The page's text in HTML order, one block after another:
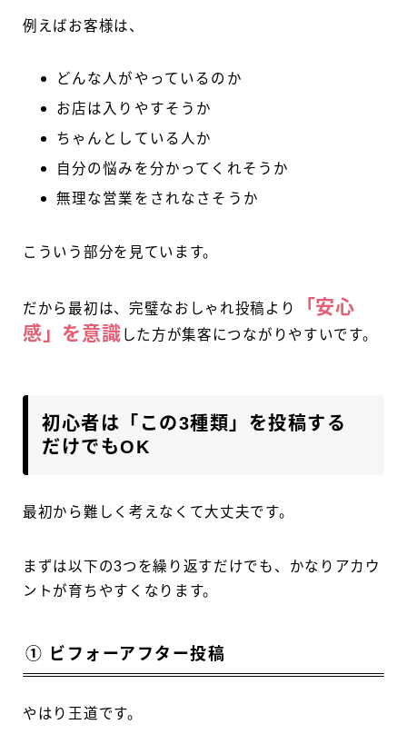
例えばお客様は、
どんな人がやっているのか
お店は入りやすそうか
ちゃんとしている人か
自分の悩みを分かってくれそうか
無理な営業をされなさそうか
こういう部分を見ています。
だから最初は、完璧なおしゃれ投稿より
「安心
感」を意識 した方が集客につながりやすいです。
初心者は「この3種類」を投稿する
だけでもOK
最初から難しく考えなくて大丈夫です。
まずは以下の3つを繰り返すだけでも、かなりアカウ
ントが育ちやすくなります。
① ビフォーアフター投稿
やはり王道です。